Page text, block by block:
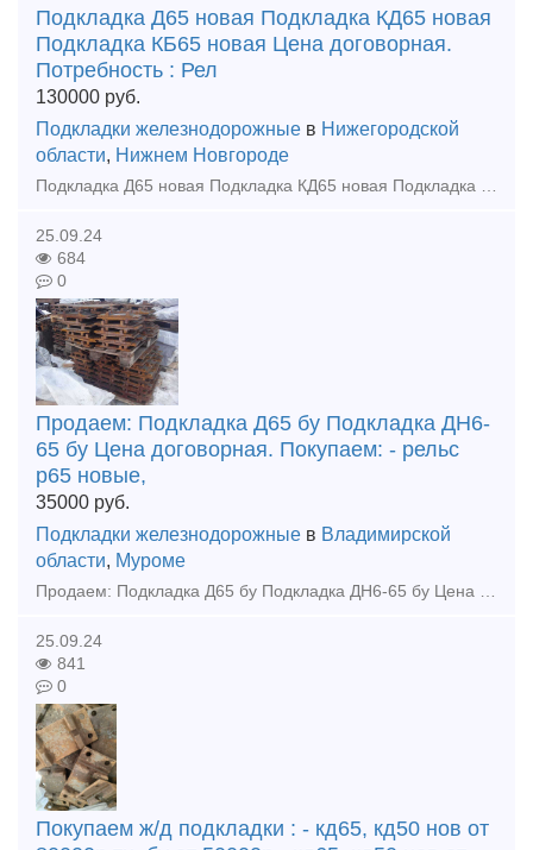
Подкладка Д65 новая Подкладка КД65 новая
Подкладка КБ65 новая Цена договорная.
Потребность : Рел
130000 руб.
Подкладки железнодорожные в Нижегородской
области, Нижнем Новгороде
Подкладка Д65 новая Подкладка КД65 новая Подкладка КБ65 новая Цена договорная. Потребность : Рельсы р65 12,5м 1 группа, 2 группа износа до 200тн Накладка 2р65 бу до 100тн Подкладка КБ6
25.09.24
684
0
Продаем: Подкладка Д65 бу Подкладка ДН6-
65 бу Цена договорная. Покупаем: - рельс
р65 новые,
35000 руб.
Подкладки железнодорожные в Владимирской
области, Муроме
Продаем: Подкладка Д65 бу Подкладка ДН6-65 бу Цена договорная. Покупаем: - рельс р65 новые, резерв, бу - накладка 1р65, 2р65, 1р50 новая, резерв, бу - подкладка кб65, кд65, д65, дн
25.09.24
841
0
Покупаем ж/д подкладки : - кд65, кд50 нов от